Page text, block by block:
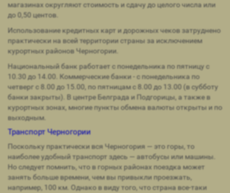
магазинах округляют стоимость и сдачу до целого числа или
до 0,50 центов.
Использование кредитных карт и дорожных чеков затруднено
практически на всей территории страны за исключением
курортных районов Черногории.
Национальный банк работает с понедельника по пятницу с
10.30 до 14.00. Коммерческие банки - с понедельника по
четверг с 8.00 до 15.00, по пятницам с 8.00 до 13.00 (в субботу
банки закрыты). В центре Белграда и Подгорицы, а также в
курортных зонах, многие пункты обмена валюты открыты и по
выходным.
Транспорт Черногории
Поскольку практически вся Черногория — это горы, то
наиболее удобный транспорт здесь — автобусы или машины.
Но следует помнить, что в горных районах поездка может
занять больше времени, чем вы привыкли проезжать,
например, 100 км. Однако в виду того, что страна все-таки